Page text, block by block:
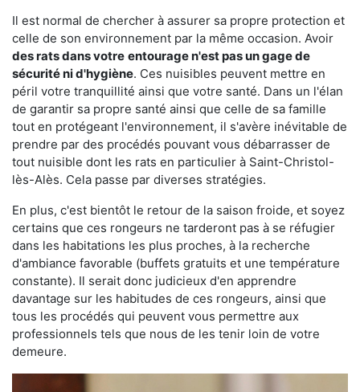
Il est normal de chercher à assurer sa propre protection et
celle de son environnement par la même occasion. Avoir
des rats dans votre entourage n'est pas un gage de
sécurité ni d'hygiène. Ces nuisibles peuvent mettre en
péril votre tranquillité ainsi que votre santé. Dans un l'élan
de garantir sa propre santé ainsi que celle de sa famille
tout en protégeant l'environnement, il s'avère inévitable de
prendre par des procédés pouvant vous débarrasser de
tout nuisible dont les rats en particulier à Saint-Christol-
lès-Alès. Cela passe par diverses stratégies.
En plus, c'est bientôt le retour de la saison froide, et soyez
certains que ces rongeurs ne tarderont pas à se réfugier
dans les habitations les plus proches, à la recherche
d'ambiance favorable (buffets gratuits et une température
constante). Il serait donc judicieux d'en apprendre
davantage sur les habitudes de ces rongeurs, ainsi que
tous les procédés qui peuvent vous permettre aux
professionnels tels que nous de les tenir loin de votre
demeure.